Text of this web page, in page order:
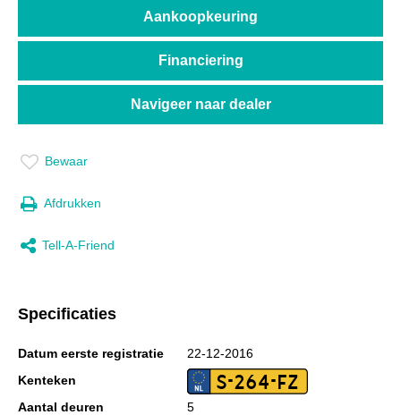
Aankoopkeuring
Financiering
Navigeer naar dealer
Bewaar
Afdrukken
Tell-A-Friend
Specificaties
Datum eerste registratie
22-12-2016
Kenteken
S-264-FZ
Aantal deuren
5